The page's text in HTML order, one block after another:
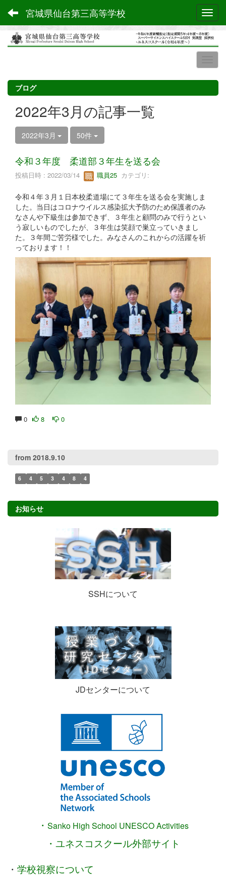
宮城県仙台第三高等学校
ブログ
2022年3月の記事一覧
2022年3月 50件
令和３年度 柔道部３年生を送る会
投稿日時 : 2022/03/14 職員25 カテゴリ:
令和４年３月１日本校柔道場にて３年生を送る会を実施しま
した。当日はコロナウイルス感染拡大予防のため保護者のみ
なさんや下級生は参加できず、３年生と顧問のみで行うとい
う寂しいものでしたが、３年生は笑顔で巣立っていきまし
た。３年間ご苦労様でした。みなさんのこれからの活躍を祈
っております！！
0 8 0
from 2018.9.10
6 4 5 3 4 8 4
お知らせ
SSHについて
JDセンターについて
・ Sanko High School UNESCO Activities
・ユネスコスクール外部サイト
・ 学校視察について